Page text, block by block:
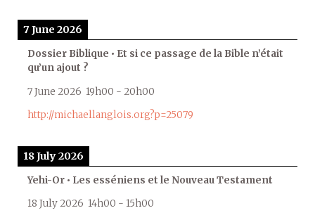
7 June 2026
Dossier Biblique • Et si ce passage de la Bible n’était
qu’un ajout ?
7 June 2026 19h00 - 20h00
http://michaellanglois.org?p=25079
18 July 2026
Yehi-Or • Les esséniens et le Nouveau Testament
18 July 2026 14h00 - 15h00